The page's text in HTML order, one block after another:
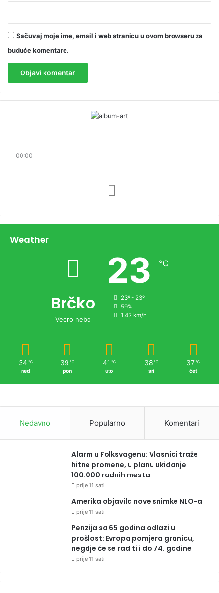
Sačuvaj moje ime, email i web stranicu u ovom browseru za
buduće komentare.
00:00
Weather
Brčko
Vedro nebo
23 ℃
23º - 23º
59%
1.47 km/h
34 ℃
ned
39 ℃
pon
41 ℃
uto
38 ℃
sri
37 ℃
čet
Nedavno Popularno Komentari
Alarm u Folksvagenu: Vlasnici traže
hitne promene, u planu ukidanje
100.000 radnih mesta
prije 11 sati
Amerika objavila nove snimke NLO-a
prije 11 sati
Penzija sa 65 godina odlazi u
prošlost: Evropa pomjera granicu,
negdje će se raditi i do 74. godine
prije 11 sati